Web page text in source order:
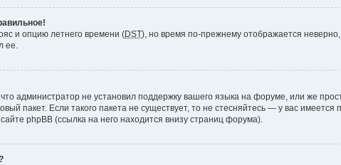
и опцию летнего времени (DST), но время по-прежнему отображается
ее.
администратор не установил поддержку вашего языка на форуме, или же
пакет. Если такого пакета не существует, то не стесняйтесь — у вас
phpBB (ссылка на него находится внизу страниц форума).